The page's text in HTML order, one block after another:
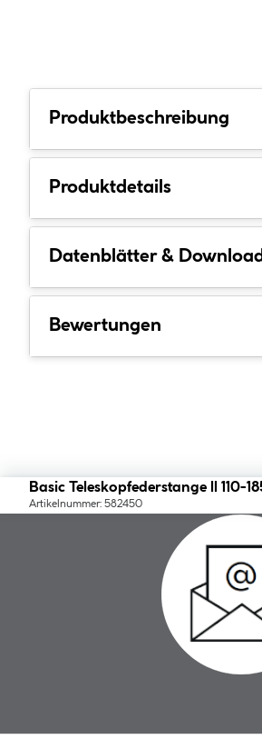
Produktbeschreibung
Produktdetails
Datenblätter &
Bewertungen
Basic Teleskopfederstange ll 110-
Artikelnummer: 582450